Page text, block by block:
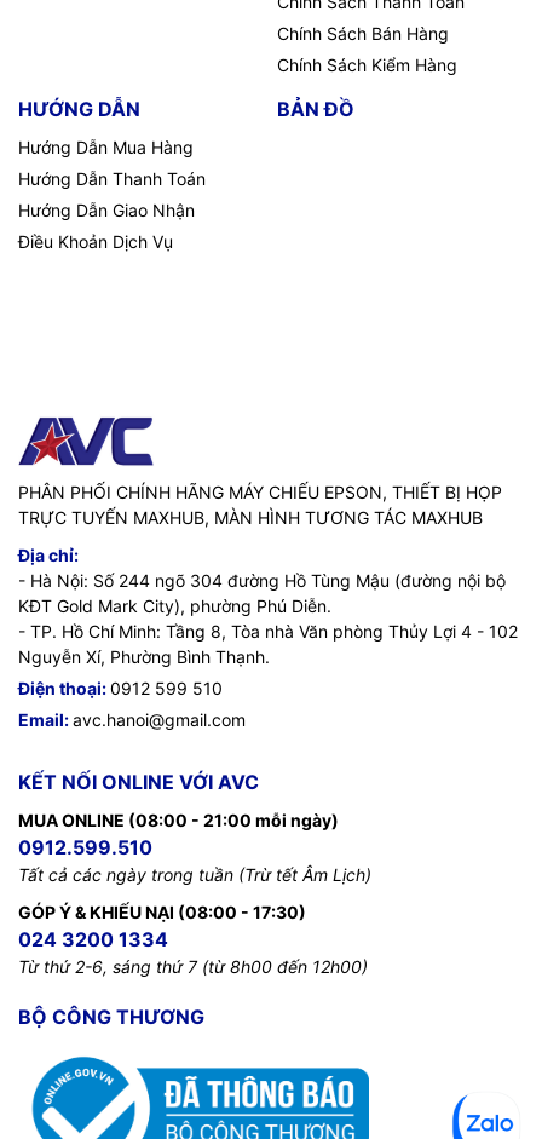
Chính Sách Bán Hàng
Chính Sách Kiểm Hàng
HƯỚNG DẪN
Hướng Dẫn Mua Hàng
Hướng Dẫn Thanh Toán
Hướng Dẫn Giao Nhận
Điều Khoản Dịch Vụ
BẢN ĐỒ
PHÂN PHỐI CHÍNH HÃNG MÁY CHIẾU EPSON, THIẾT BỊ HỌP
TRỰC TUYẾN MAXHUB, MÀN HÌNH TƯƠNG TÁC MAXHUB
Địa chỉ:
- Hà Nội: Số 244 ngõ 304 đường Hồ Tùng Mậu (đường nội bộ
KĐT Gold Mark City), phường Phú Diễn.
- TP. Hồ Chí Minh: Tầng 8, Tòa nhà Văn phòng Thủy Lợi 4 - 102
Nguyễn Xí, Phường Bình Thạnh.
Điện thoại:0912 599 510
Email:avc.hanoi@gmail.com
KẾT NỐI ONLINE VỚI AVC
MUA ONLINE (08:00 - 21:00 mỗi ngày)
0912.599.510
Tất cả các ngày trong tuần (Trừ tết Âm Lịch)
GÓP Ý & KHIẾU NẠI (08:00 - 17:30)
024 3200 1334
Từ thứ 2-6, sáng thứ 7 (từ 8h00 đến 12h00)
BỘ CÔNG THƯƠNG